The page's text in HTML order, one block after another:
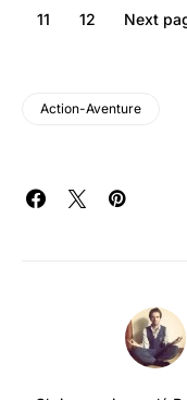
11 12 Next
Action-Aventure